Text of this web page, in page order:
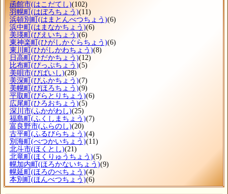
函館市(はこだてし)(102)
羽幌町 (はぼろちょう)(11)
浜頓別町 (はまとんべつちょう)(6)
浜中町 (はまなかちょう)(6)
美瑛町 (びえいちょう)(6)
東神楽町 (ひがしかぐらちょう)(6)
東川町 (ひがしかわちょう)(8)
日高町 (ひだかちょう)(12)
比布町 (ぴっぷちょう)(5)
美唄市(びばいし)(28)
美深町 (びふかちょう)(7)
美幌町 (びほろちょう)(9)
平取町 (びらとりちょう)(6)
広尾町 (ひろおちょう)(5)
深川市(ふかがわし)(25)
福島町 (ふくしまちょう)(7)
富良野市(ふらのし)(20)
古平町 (ふるびらちょう)(4)
別海町 (べつかいちょう)(11)
北斗市(ほくとし)(21)
北竜町 (ほくりゅうちょう)(5)
幌加内町 (ほろかないちょう)(9)
幌延町 (ほろのべちょう)(4)
本別町 (ほんべつちょう)(6)